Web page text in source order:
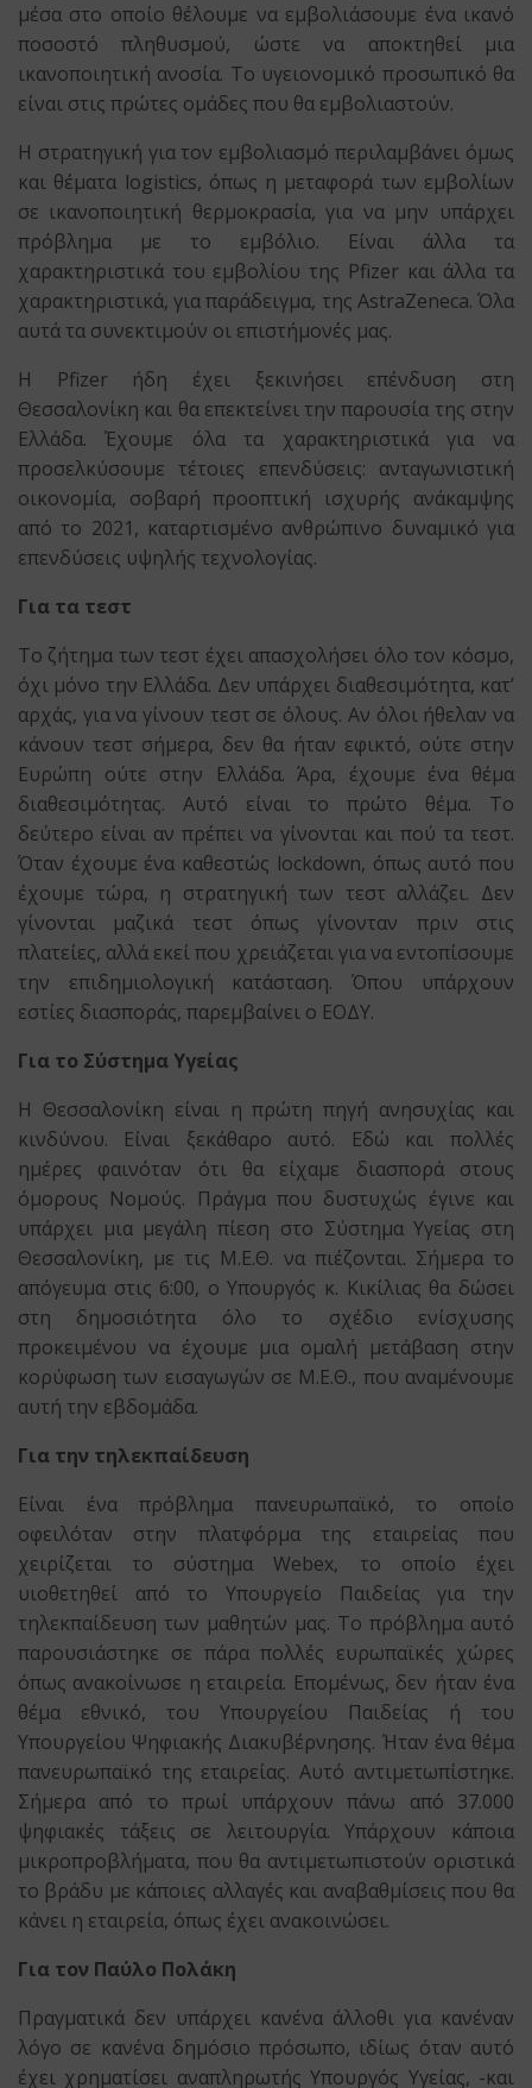
μέσα στο οποίο θέλουμε να εμβολιάσουμε ένα ικανό
ποσοστό πληθυσμού, ώστε να αποκτηθεί μια
ικανοποιητική ανοσία. Το υγειονομικό προσωπικό θα
είναι στις πρώτες ομάδες που θα εμβολιαστούν.
Η στρατηγική για τον εμβολιασμό περιλαμβάνει όμως
και θέματα logistics, όπως η μεταφορά των εμβολίων
σε ικανοποιητική θερμοκρασία, για να μην υπάρχει
πρόβλημα με το εμβόλιο. Είναι άλλα τα
χαρακτηριστικά του εμβολίου της Pfizer και άλλα τα
χαρακτηριστικά, για παράδειγμα, της AstraZeneca. Όλα
αυτά τα συνεκτιμούν οι επιστήμονές μας.
Η Pfizer ήδη έχει ξεκινήσει επένδυση στη
Θεσσαλονίκη και θα επεκτείνει την παρουσία της στην
Ελλάδα. Έχουμε όλα τα χαρακτηριστικά για να
προσελκύσουμε τέτοιες επενδύσεις: ανταγωνιστική
οικονομία, σοβαρή προοπτική ισχυρής ανάκαμψης
από το 2021, καταρτισμένο ανθρώπινο δυναμικό για
επενδύσεις υψηλής τεχνολογίας.
Για τα τεστ
Το ζήτημα των τεστ έχει απασχολήσει όλο τον κόσμο,
όχι μόνο την Ελλάδα. Δεν υπάρχει διαθεσιμότητα, κατ’
αρχάς, για να γίνουν τεστ σε όλους. Αν όλοι ήθελαν να
κάνουν τεστ σήμερα, δεν θα ήταν εφικτό, ούτε στην
Ευρώπη ούτε στην Ελλάδα. Άρα, έχουμε ένα θέμα
διαθεσιμότητας. Αυτό είναι το πρώτο θέμα. Το
δεύτερο είναι αν πρέπει να γίνονται και πού τα τεστ.
Όταν έχουμε ένα καθεστώς lockdown, όπως αυτό που
έχουμε τώρα, η στρατηγική των τεστ αλλάζει. Δεν
γίνονται μαζικά τεστ όπως γίνονταν πριν στις
πλατείες, αλλά εκεί που χρειάζεται για να εντοπίσουμε
την επιδημιολογική κατάσταση. Όπου υπάρχουν
εστίες διασποράς, παρεμβαίνει ο ΕΟΔΥ.
Για το Σύστημα Υγείας
Η Θεσσαλονίκη είναι η πρώτη πηγή ανησυχίας και
κινδύνου. Είναι ξεκάθαρο αυτό. Εδώ και πολλές
ημέρες φαινόταν ότι θα είχαμε διασπορά στους
όμορους Νομούς. Πράγμα που δυστυχώς έγινε και
υπάρχει μια μεγάλη πίεση στο Σύστημα Υγείας στη
Θεσσαλονίκη, με τις Μ.Ε.Θ. να πιέζονται. Σήμερα το
απόγευμα στις 6:00, ο Υπουργός κ. Κικίλιας θα δώσει
στη δημοσιότητα όλο το σχέδιο ενίσχυσης
προκειμένου να έχουμε μια ομαλή μετάβαση στην
κορύφωση των εισαγωγών σε Μ.Ε.Θ., που αναμένουμε
αυτή την εβδομάδα.
Για την τηλεκπαίδευση
Είναι ένα πρόβλημα πανευρωπαϊκό, το οποίο
οφειλόταν στην πλατφόρμα της εταιρείας που
χειρίζεται το σύστημα Webex, το οποίο έχει
υιοθετηθεί από το Υπουργείο Παιδείας για την
τηλεκπαίδευση των μαθητών μας. Το πρόβλημα αυτό
παρουσιάστηκε σε πάρα πολλές ευρωπαϊκές χώρες
όπως ανακοίνωσε η εταιρεία. Επομένως, δεν ήταν ένα
θέμα εθνικό, του Υπουργείου Παιδείας ή του
Υπουργείου Ψηφιακής Διακυβέρνησης. Ήταν ένα θέμα
πανευρωπαϊκό της εταιρείας. Αυτό αντιμετωπίστηκε.
Σήμερα από το πρωί υπάρχουν πάνω από 37.000
ψηφιακές τάξεις σε λειτουργία. Υπάρχουν κάποια
μικροπροβλήματα, που θα αντιμετωπιστούν οριστικά
το βράδυ με κάποιες αλλαγές και αναβαθμίσεις που θα
κάνει η εταιρεία, όπως έχει ανακοινώσει.
Για τον Παύλο Πολάκη
Πραγματικά δεν υπάρχει κανένα άλλοθι για κανέναν
λόγο σε κανένα δημόσιο πρόσωπο, ιδίως όταν αυτό
έχει χρηματίσει αναπληρωτής Υπουργός Υγείας, -και